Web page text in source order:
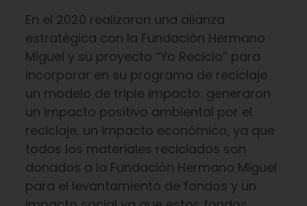
En el 2020 realizaron una alianza
estratégica con la Fundación Hermano
Miguel y su proyecto “Yo Reciclo” para
incorporar en su programa de reciclaje
un modelo de triple impacto: generaron
un impacto positivo ambiental por el
reciclaje, un impacto económico, ya que
todos los materiales reciclados son
donados a la Fundación Hermano Miguel
para el levantamiento de fondos y un